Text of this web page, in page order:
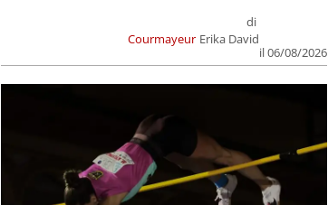
Courmayeur
di
Erika David
il 06/08/2026